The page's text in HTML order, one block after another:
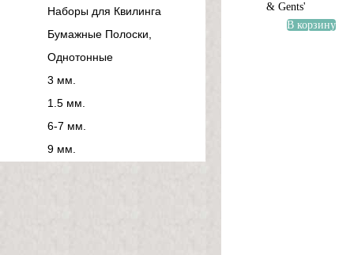
Наборы для Квилинга
Бумажные Полоски,
Однотонные
3 мм.
1.5 мм.
6-7 мм.
9 мм.
& Gents'
В корзину